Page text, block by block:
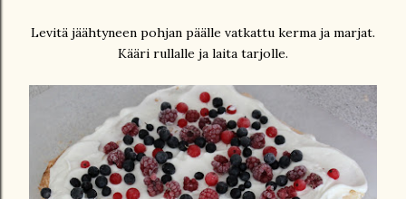
Levitä jäähtyneen pohjan päälle vatkattu kerma ja marjat.
Kääri rullalle ja laita tarjolle.